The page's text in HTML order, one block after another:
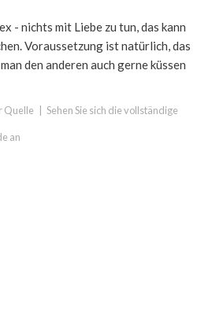
- nichts mit Liebe zu tun, das kann
Voraussetzung ist natürlich, das
den anderen auch gerne küssen
Quelle Sehen Sie sich die vollständige
an